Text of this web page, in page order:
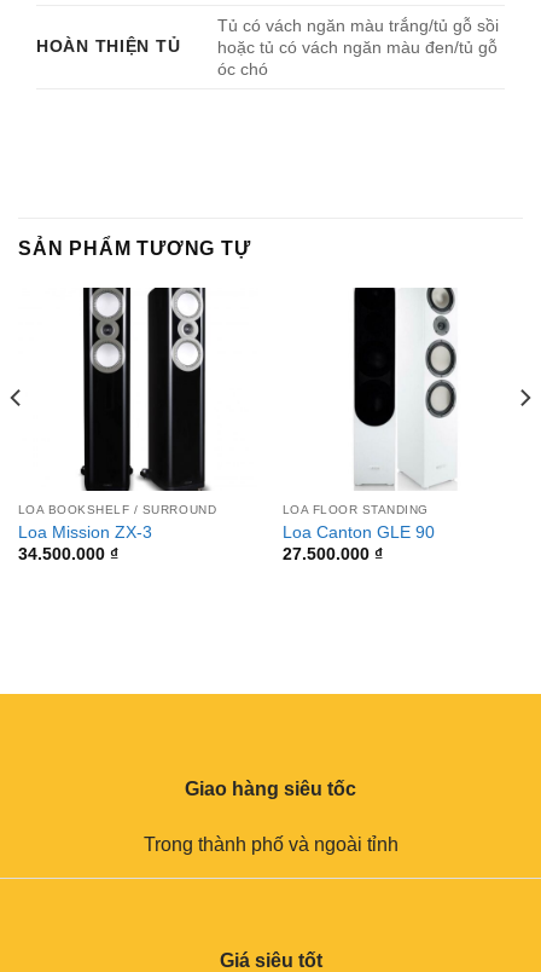
HOÀN THIỆN TỦ
Tủ có vách ngăn màu trắng/tủ gỗ sồi
hoặc tủ có vách ngăn màu đen/tủ gỗ
óc chó
SẢN PHẨM TƯƠNG TỰ
LOA BOOKSHELF / SURROUND
Loa Mission ZX-3
34.500.000 ₫
LOA FLOOR STANDING
Loa Canton GLE 90
27.500.000 ₫
Giao hàng siêu tốc
Trong thành phố và ngoài tỉnh
Giá siêu tốt